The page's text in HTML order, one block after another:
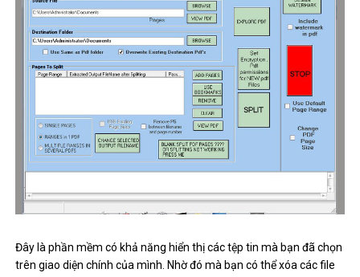
Đây là phần mềm có khả năng hiển thị các tệp tin mà bạn đã chọn
trên giao diện chính của mình. Nhờ đó mà bạn có thể xóa các file